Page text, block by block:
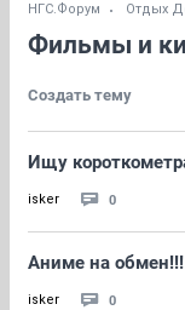
НГС.Форум Отдых
Фильмы и
Создать тему
Ищу
isker 0
Аниме на обмен!!!
isker 0